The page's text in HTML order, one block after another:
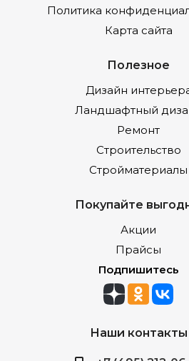
Политика
Карта сайта
Полезное
Дизайн
Ландшафтный
Ремонт
Строительство
Стройматериалы
Покупайте
Акции
Прайсы
Подпишитесь
Наши контакты